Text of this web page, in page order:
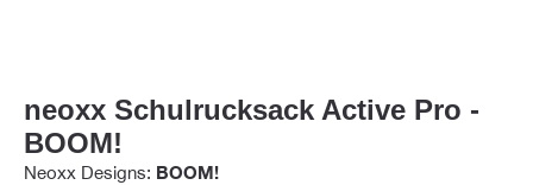
neoxx Schulrucksack Active Pro -
BOOM!
Neoxx Designs: BOOM!